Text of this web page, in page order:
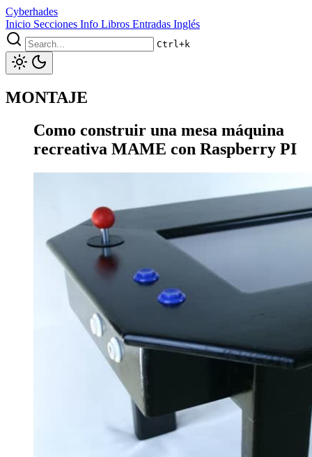
Cyberhades
Inicio Secciones Info Libros Entradas Inglés
Ctrl+k
MONTAJE
Como construir una mesa máquina
recreativa MAME con Raspberry PI